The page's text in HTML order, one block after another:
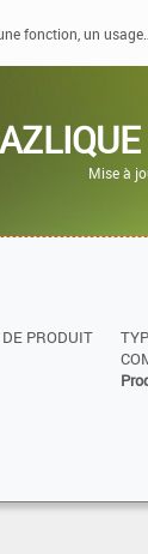
Mise à
PRODUIT